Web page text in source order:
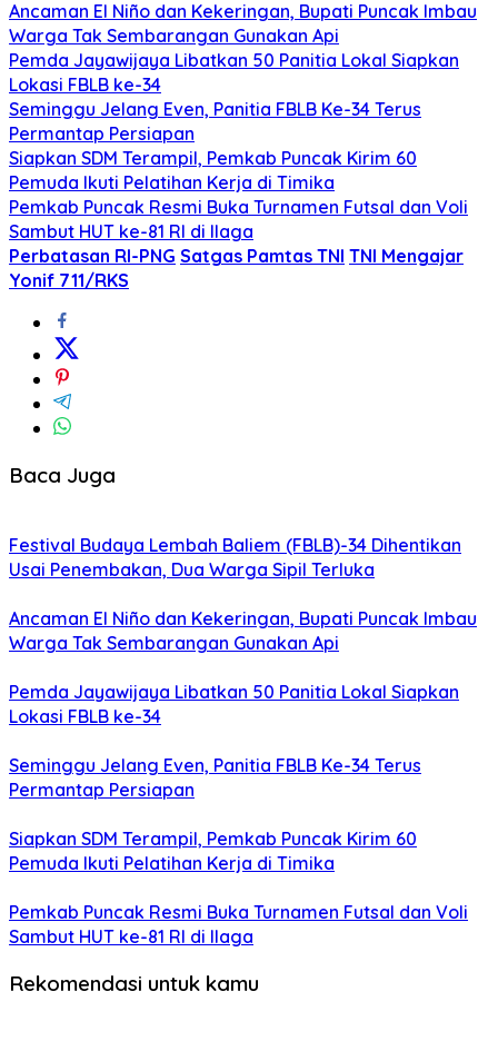
Ancaman El Niño dan Kekeringan, Bupati Puncak Imbau
Warga Tak Sembarangan Gunakan Api
Pemda Jayawijaya Libatkan 50 Panitia Lokal Siapkan
Lokasi FBLB ke-34
Seminggu Jelang Even, Panitia FBLB Ke-34 Terus
Permantap Persiapan
Siapkan SDM Terampil, Pemkab Puncak Kirim 60
Pemuda Ikuti Pelatihan Kerja di Timika
Pemkab Puncak Resmi Buka Turnamen Futsal dan Voli
Sambut HUT ke-81 RI di Ilaga
Perbatasan RI-PNG Satgas Pamtas TNI TNI Mengajar
Yonif 711/RKS
Baca Juga
Festival Budaya Lembah Baliem (FBLB)-34 Dihentikan
Usai Penembakan, Dua Warga Sipil Terluka
Ancaman El Niño dan Kekeringan, Bupati Puncak Imbau
Warga Tak Sembarangan Gunakan Api
Pemda Jayawijaya Libatkan 50 Panitia Lokal Siapkan
Lokasi FBLB ke-34
Seminggu Jelang Even, Panitia FBLB Ke-34 Terus
Permantap Persiapan
Siapkan SDM Terampil, Pemkab Puncak Kirim 60
Pemuda Ikuti Pelatihan Kerja di Timika
Pemkab Puncak Resmi Buka Turnamen Futsal dan Voli
Sambut HUT ke-81 RI di Ilaga
Rekomendasi untuk kamu